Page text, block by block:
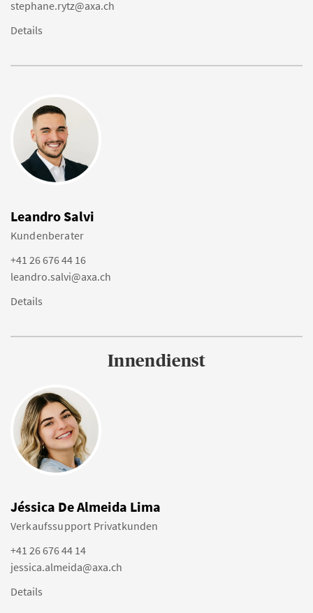
stephane.rytz@axa.ch
Details
Leandro Salvi
Kundenberater
+41 26 676 44 16
leandro.salvi@axa.ch
Details
Innendienst
Jéssica De Almeida Lima
Verkaufssupport Privatkunden
+41 26 676 44 14
jessica.almeida@axa.ch
Details